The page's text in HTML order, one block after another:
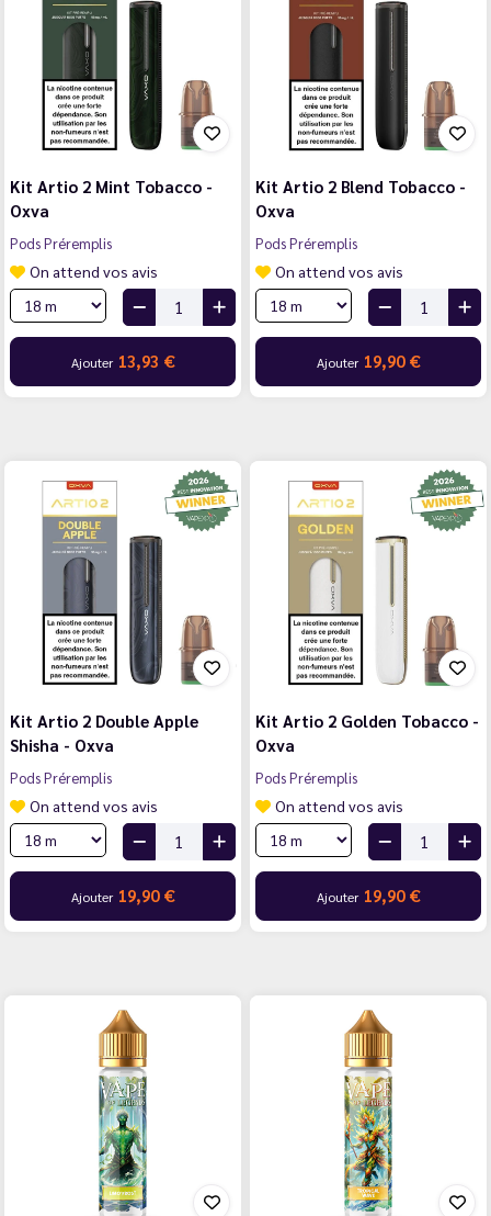
Kit Artio 2 Mint Tobacco -
Oxva
Pods Préremplis
On attend vos avis
Ajouter 13,93 €
Kit Artio 2 Blend Tobacco -
Oxva
Pods Préremplis
On attend vos avis
Ajouter 19,90 €
Kit Artio 2 Double Apple
Shisha - Oxva
Pods Préremplis
On attend vos avis
Ajouter 19,90 €
Kit Artio 2 Golden Tobacco -
Oxva
Pods Préremplis
On attend vos avis
Ajouter 19,90 €